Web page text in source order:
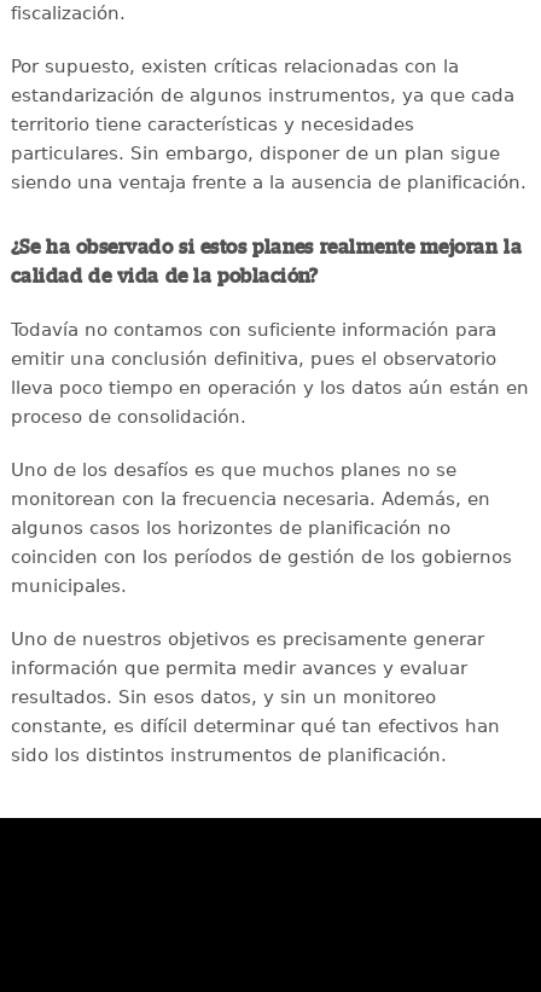
fiscalización.
Por supuesto, existen críticas relacionadas con la
estandarización de algunos instrumentos, ya que cada
territorio tiene características y necesidades
particulares. Sin embargo, disponer de un plan sigue
siendo una ventaja frente a la ausencia de planificación.
¿Se ha observado si estos planes realmente mejoran la
calidad de vida de la población?
Todavía no contamos con suficiente información para
emitir una conclusión definitiva, pues el observatorio
lleva poco tiempo en operación y los datos aún están en
proceso de consolidación.
Uno de los desafíos es que muchos planes no se
monitorean con la frecuencia necesaria. Además, en
algunos casos los horizontes de planificación no
coinciden con los períodos de gestión de los gobiernos
municipales.
Uno de nuestros objetivos es precisamente generar
información que permita medir avances y evaluar
resultados. Sin esos datos, y sin un monitoreo
constante, es difícil determinar qué tan efectivos han
sido los distintos instrumentos de planificación.